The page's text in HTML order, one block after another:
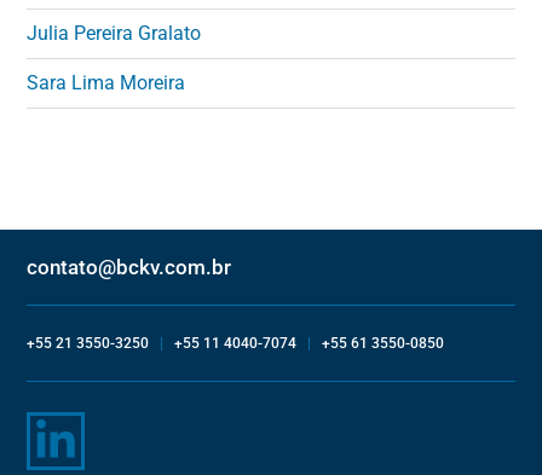
Julia Pereira Gralato
Sara Lima Moreira
contato@bckv.com.br
+55 21 3550-3250 +55 11 4040-7074 +55 61 3550-0850